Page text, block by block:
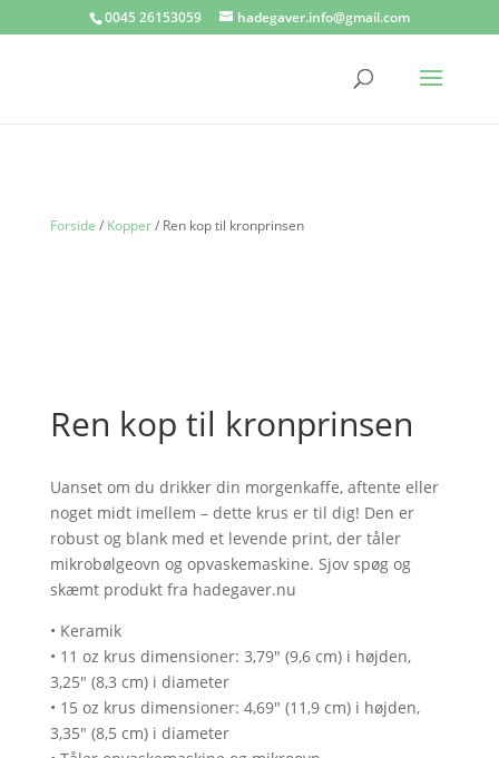
0045 26153059 hadegaver.info@gmail.com
Forside / Kopper/ Ren kop til kronprinsen
Ren kop til kronprinsen
Uanset om du drikker din morgenkaffe, aftente eller
noget midt imellem – dette krus er til dig! Den er
robust og blank med et levende print, der tåler
mikrobølgeovn og opvaskemaskine. Sjov spøg og
skæmt produkt fra hadegaver.nu
• Keramik
• 11 oz krus dimensioner: 3,79″ (9,6 cm) i højden,
3,25″ (8,3 cm) i diameter
• 15 oz krus dimensioner: 4,69″ (11,9 cm) i højden,
3,35″ (8,5 cm) i diameter